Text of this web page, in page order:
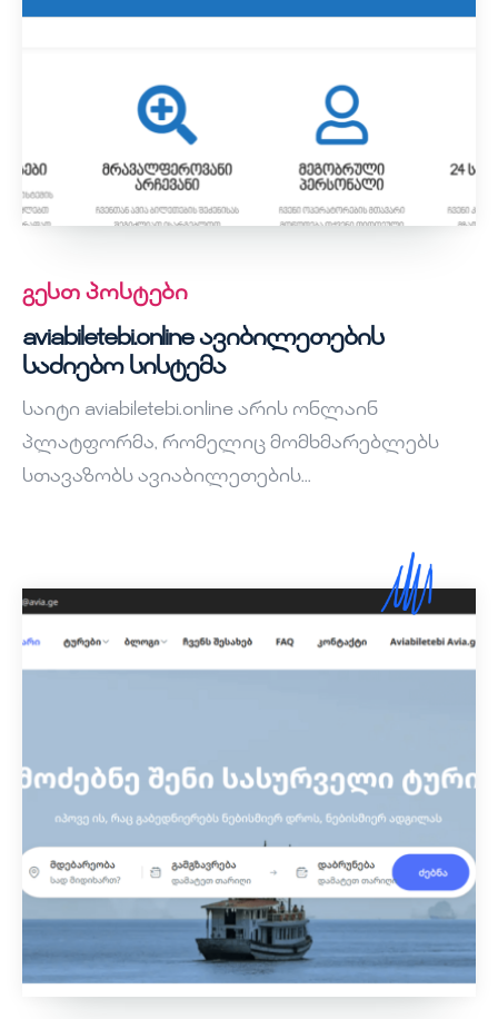
გესთ პოსტები
aviabiletebi.online ავიბილეთების
საძიებო სისტემა
საიტი aviabiletebi.online არის ონლაინ
პლატფორმა, რომელიც მომხმარებლებს
სთავაზობს ავიაბილეთების...